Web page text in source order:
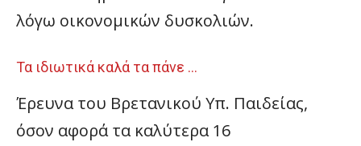
λόγω οικονομικών δυσκολιών.
Τα ιδιωτικά καλά τα πάνε …
Έρευνα του Βρετανικού Υπ. Παιδείας,
όσον αφορά τα καλύτερα 16